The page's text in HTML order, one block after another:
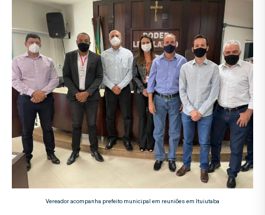
Vereador acompanha prefeito municipal em reuniões em Ituiutaba